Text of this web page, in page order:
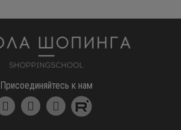
Присоединяйтесь к нам